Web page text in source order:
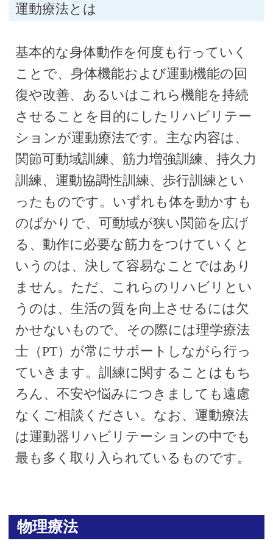
運動療法とは
基本的な身体動作を何度も行っていく
ことで、身体機能および運動機能の回
復や改善、あるいはこれら機能を持続
させることを目的にしたリハビリテー
ションが運動療法です。主な内容は、
関節可動域訓練、筋力増強訓練、持久力
訓練、運動協調性訓練、歩行訓練とい
ったものです。いずれも体を動かすも
のばかりで、可動域が狭い関節を広げ
る、動作に必要な筋力をつけていくと
いうのは、決して容易なことではあり
ません。ただ、これらのリハビリとい
うのは、生活の質を向上させるには欠
かせないもので、その際には理学療法
士（PT）が常にサポートしながら行っ
ていきます。訓練に関することはもち
ろん、不安や悩みにつきましても遠慮
なくご相談ください。なお、運動療法
は運動器リハビリテーションの中でも
最も多く取り入られているものです。
物理療法